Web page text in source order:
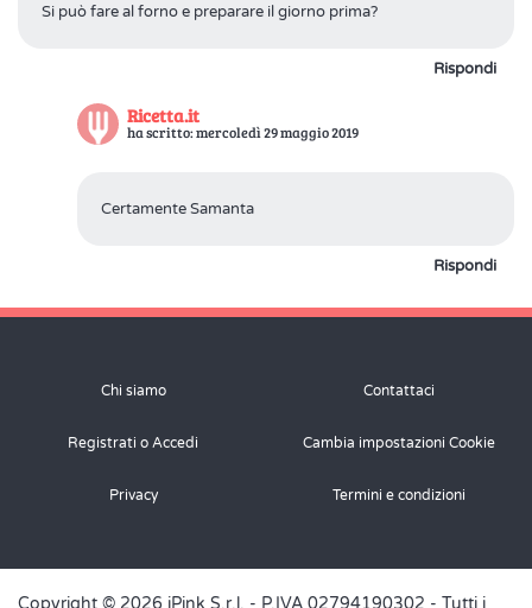
Si può fare al forno e preparare il giorno prima?
Rispondi
Ricetta.it
ha scritto: mercoledì 29 maggio 2019
Certamente Samanta
Rispondi
Chi siamo Contattaci
Registrati o Accedi Cambia impostazioni Cookie
Privacy Termini e condizioni